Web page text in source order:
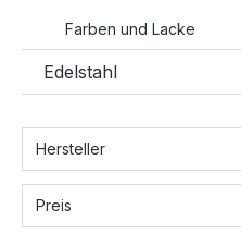
Farben und Lacke
Edelstahl
Hersteller
Preis